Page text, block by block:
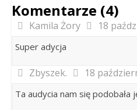
Komentarze (4)
Kamila Żory 18
Super adycja
Zbyszek. 18
Ta audycia nam się podobała